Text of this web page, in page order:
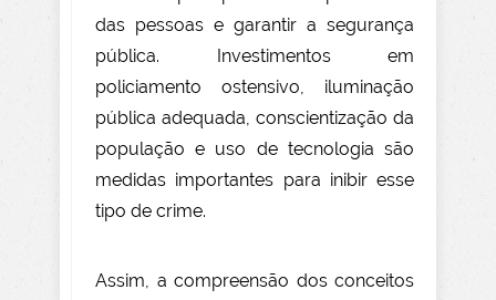
das pessoas e garantir a segurança
pública. Investimentos em
policiamento ostensivo, iluminação
pública adequada, conscientização da
população e uso de tecnologia são
medidas importantes para inibir esse
tipo de crime.
Assim, a compreensão dos conceitos